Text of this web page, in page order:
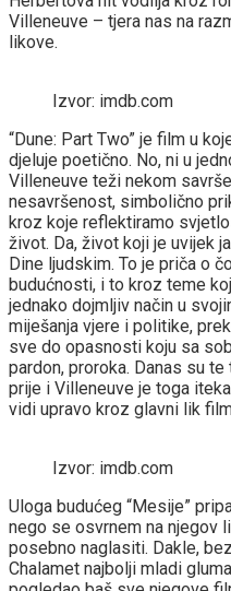
Villeneuve – tjera nas na
likove.
Izvor: imdb.com
“Dune: Part Two” je film u
djeluje poetično. No, ni u
Villeneuve teži nekom
nesavršenost, simbolično
kroz koje reflektiramo
život. Da, život koji je uvijek
Dine ljudskim. To je priča o
budućnosti, i to kroz teme
jednako dojmljiv način u
miješanja vjere i politike,
sve do opasnosti koju sa
pardon, proroka. Danas su
prije i Villeneuve je toga
vidi upravo kroz glavni lik
Izvor: imdb.com
Uloga budućeg “Mesije”
nego se osvrnem na njegov
posebno naglasiti. Dakle,
Chalamet najbolji mladi